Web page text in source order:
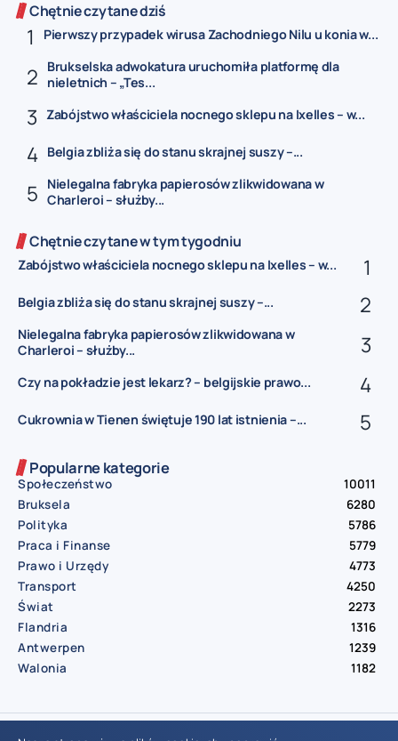
Chętnie czytane dziś
Pierwszy przypadek wirusa Zachodniego Nilu u konia w...
Brukselska adwokatura uruchomiła platformę dla
nieletnich – „Tes...
Zabójstwo właściciela nocnego sklepu na Ixelles – w...
Belgia zbliża się do stanu skrajnej suszy –...
Nielegalna fabryka papierosów zlikwidowana w
Charleroi – służby...
Chętnie czytane w tym tygodniu
Zabójstwo właściciela nocnego sklepu na Ixelles – w...
Belgia zbliża się do stanu skrajnej suszy –...
Nielegalna fabryka papierosów zlikwidowana w
Charleroi – służby...
Czy na pokładzie jest lekarz? – belgijskie prawo...
Cukrownia w Tienen świętuje 190 lat istnienia –...
Popularne kategorie
Społeczeństwo
10011
Bruksela
6280
Polityka
5786
Praca i Finanse
5779
Prawo i Urzędy
4773
Transport
4250
Świat
2273
Flandria
1316
Antwerpen
1239
Walonia
1182
© Aktualnosci.be – All Right Reserved 2016-2026